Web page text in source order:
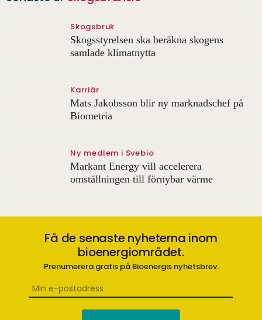
Skogsbruk
Skogsstyrelsen ska beräkna skogens
samlade klimatnytta
Karriär
Mats Jakobsson blir ny marknadschef på
Biometria
Ny medlem i Svebio
Markant Energy vill accelerera
omställningen till förnybar värme
Få de senaste nyheterna inom
bioenergiområdet.
Prenumerera gratis på Bioenergis nyhetsbrev.